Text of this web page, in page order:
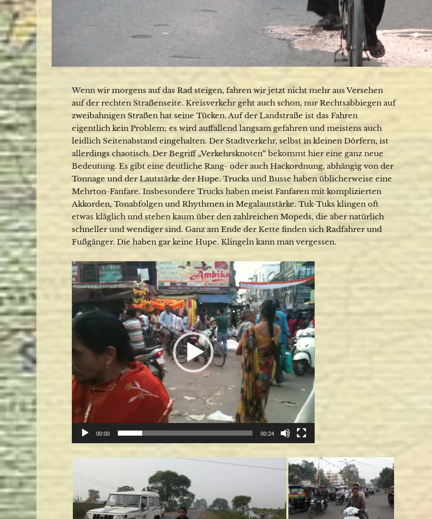
Wenn wir morgens auf das Rad steigen, fahren wir jetzt nicht mehr aus Versehen
auf der rechten Straßenseite. Kreisverkehr geht auch schon, nur Rechtsabbiegen auf
zweibahnigen Straßen hat seine Tücken. Auf der Landstraße ist das Fahren
eigentlich kein Problem; es wird auffallend langsam gefahren und meistens auch
leidlich Seitenabstand eingehalten. Der Stadtverkehr, selbst in kleinen Dörfern, ist
allerdings chaotisch. Der Begriff „Verkehrsknoten“ bekommt hier eine ganz neue
Bedeutung. Es gibt eine deutliche Rang- oder auch Hackordnung, abhängig von der
Tonnage und der Lautstärke der Hupe. Trucks und Busse haben üblicherweise eine
Mehrton-Fanfare. Insbesondere Trucks haben meist Fanfaren mit komplizierten
Akkorden, Tonabfolgen und Rhythmen in Megalautstärke. Tuk-Tuks klingen oft
etwas kläglich und stehen kaum über den zahlreichen Mopeds, die aber natürlich
schneller und wendiger sind. Ganz am Ende der Kette finden sich Radfahrer und
Fußgänger. Die haben gar keine Hupe. Klingeln kann man vergessen.
Video-
Player
00:00 00:24